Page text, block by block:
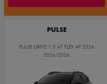
PULSE
PULSE DRIVE 1.3 AT FLEX 4P 2026
2026/2026